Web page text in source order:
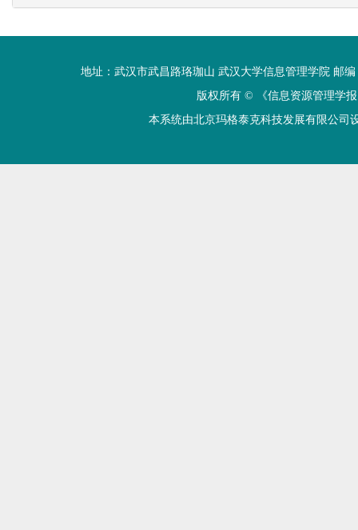
地址：武汉市武昌路珞珈山 武汉大学信息管理学院 邮编
版权所有 ©
《信息资源管理学
本系统由北京玛格泰克科技发展有限公司